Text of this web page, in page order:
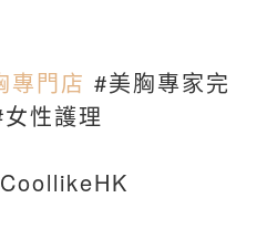
專門店 #美胸專家完
性護理